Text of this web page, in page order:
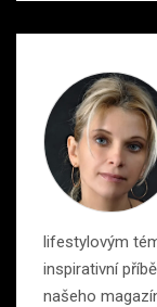
lifestylovým
inspirativní
našeho